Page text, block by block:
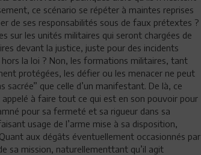
ce scénario se répéter à maintes reprises
de ses responsabilités sous de faux prétextes ?
sur les unités militaires qui seront chargées de
devant la justice, juste pour des incidents
la loi ? Non, les formations militaires, tant
protégées, les défier ou les menacer ne peut
sacrée” que celle d’un manifestant. De là, ce
appelé à faire tout ce qui est en son pouvoir pour
pour sa fermeté et sa rigueur dans sa
usage de l’arme mise à sa disposition,
aux dégâts éventuellement occasionnés par
sa mission, naturellementtant qu’il agit